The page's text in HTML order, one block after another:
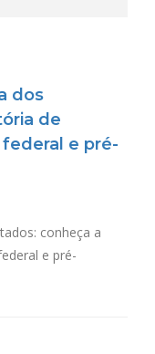
dos
de
e pré-
conheça a
e pré-